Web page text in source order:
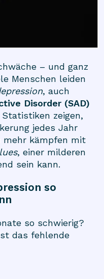
– und ganz
Menschen leiden
, auch
Disorder (SAD)
Statistiken zeigen,
jedes Jahr
mehr kämpfen mit
, einer milderen
sein kann.
so
so schwierig?
das fehlende